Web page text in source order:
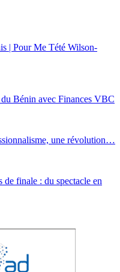
| Pour Me Tété Wilson-
Bénin avec Finances VBC
une révolution…
finale : du spectacle en